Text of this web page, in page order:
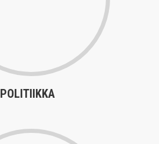
POLITIIKKA